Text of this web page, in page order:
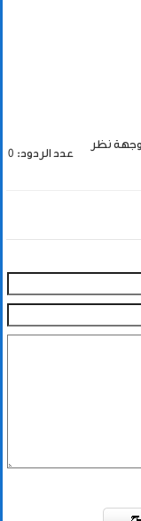
وجهة نظر
عدد الردود: 0